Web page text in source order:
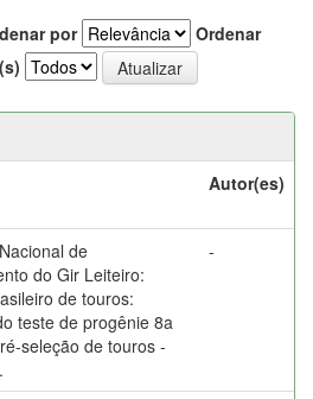
por
Ordenar
Autor(es)
de
do Gir Leiteiro:
de touros:
teste de progênie 8a
seleção de touros -
-